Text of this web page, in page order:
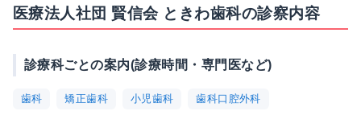
医療法人社団 賢信会 ときわ歯科の診察内容
診療科ごとの案内(診療時間・専門医など)
歯科 矯正歯科 小児歯科 歯科口腔外科